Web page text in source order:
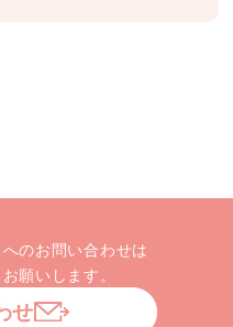
のお問い合わせは
願いします。
せ